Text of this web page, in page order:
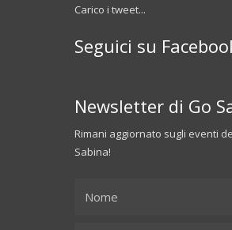
Carico i tweet...
Seguici su
Newsletter di Go
Rimani aggiornato sugli eventi
Sabina!